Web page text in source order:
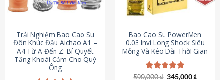
Trải Nghiệm Bao Cao Su
Đôn Khúc Đầu Aichao A1 –
A4 Từ A Đến Z: Bí Quyết
Tăng Khoái Cảm Cho Quý
Ông
Bao Cao Su PowerMen
0.03 Invi Long Shock Siêu
Mỏng Và Kéo Dài Thời Gian
Được xếp
500,000₫ Giá
345,000₫Giá